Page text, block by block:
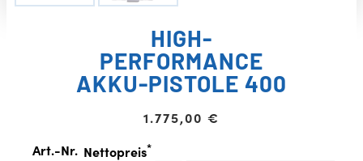
HIGH-
PERFORMANCE
AKKU-PISTOLE 400
1.775,00 €
Art.-Nr. Nettopreis*